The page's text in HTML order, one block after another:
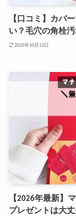
【口コミ】カバ
い？毛穴の角栓
2025年10月12日
【2026年最新】
プレゼントは大